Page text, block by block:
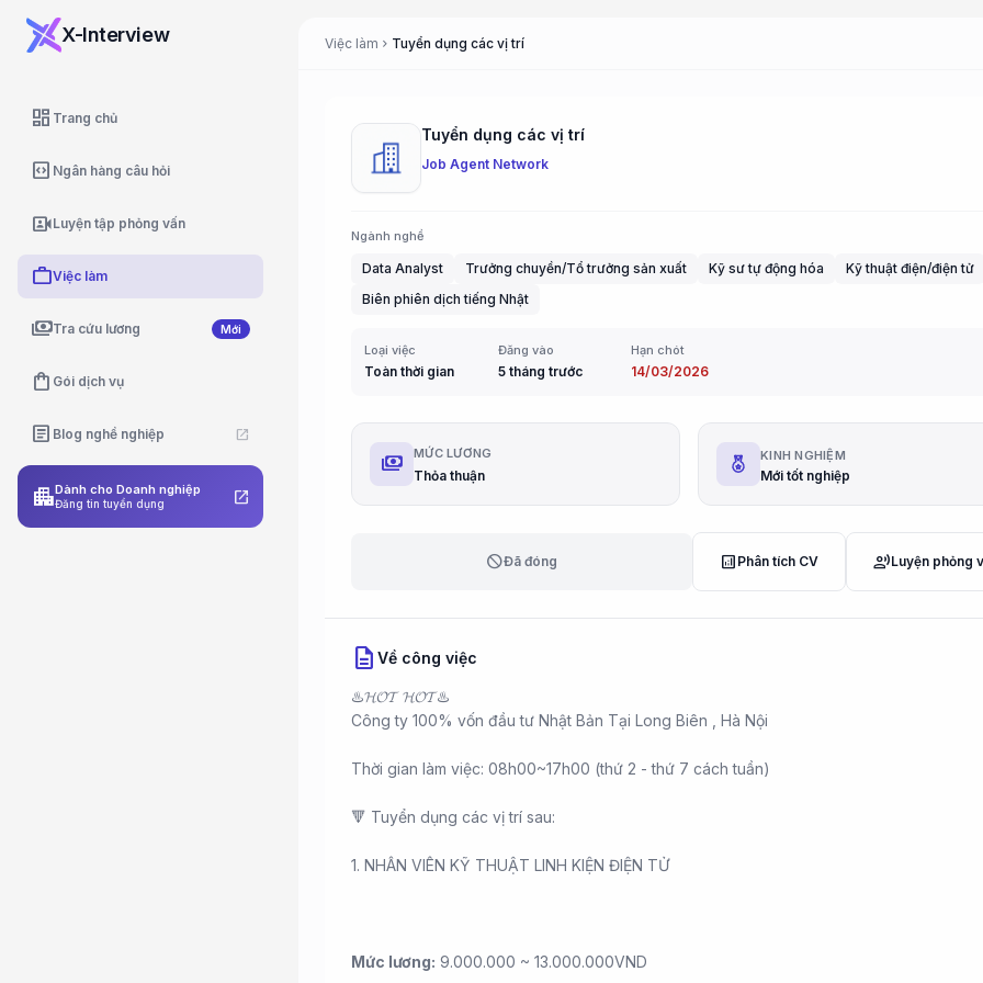
X-Interview
dashboard Trang chủ
code_blocks Ngân hàng câu hỏi
video_camera_frontLuyện tập phỏng vấn
workViệc làm
paymentsTra cứu lương Mới
shopping_bag Gói dịch vụ
article Blog nghề nghiệp open_in_new
apartmentDành cho Doanh nghiệp
Đăng tin tuyển dụng open_in_new
Việc làm chevron_right Tuyển dụng các vị trí
Tuyển dụng các vị trí
Job Agent Network
Ngành nghề
Data Analyst Trưởng chuyền/Tổ trưởng sản xuất Kỹ sư tự động hóa
Kỹ thuật điện/điện tử
Biên phiên dịch tiếng Nhật
Loại việc
Toàn thời gian
Đăng vào
5 tháng trước
Hạn chót
14/03/2026
payments MỨC LƯƠNG
Thỏa thuận
KINH NGHIỆM
Mới tốt nghiệp
blockĐã đóng analytics Phân tích CV record_voice_overLuyện phỏng
description Về công việc
♨️𝓗𝓞𝓣 𝓗𝓞𝓣♨️
Công ty 100% vốn đầu tư Nhật Bản Tại Long Biên , Hà Nội
Thời gian làm việc: 08h00~17h00 (thứ 2 - thứ 7 cách tuần)
🔻 Tuyển dụng các vị trí sau:
1. NHÂN VIÊN KỸ THUẬT LINH KIỆN ĐIỆN TỬ
Mức lương: 9.000.000 ~ 13.000.000VND